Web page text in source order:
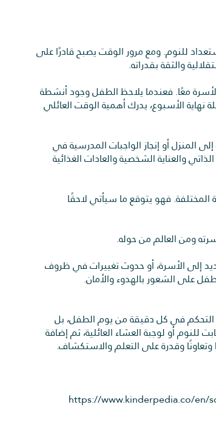
للنوم. ومع مرور الوقت يصبح قادرًا على
والثقة بقدراته.
معًا. فعندما يلاحظ الطفل وجود أنشطة
نهاية الأسبوع، يدرك أهمية الوقت العائلي
المنزل أو إنجاز الواجبات المدرسية في
والعناية الشخصية والعادات الغذائية
فهو يتوقع ما سيأتي لاحقًا
ومن العالم من حوله.
إلى الأسرة، أو حدوث تغييرات في ظروف
على الشعور بالهدوء والأمان.
التحكم في كل دقيقة من يوم الطفل، بل
أو لوجبة العشاء العائلية، ثم إضافة
وقدرة على التعلم والاستكشاف.
https://www.kinderpedia.co/en/